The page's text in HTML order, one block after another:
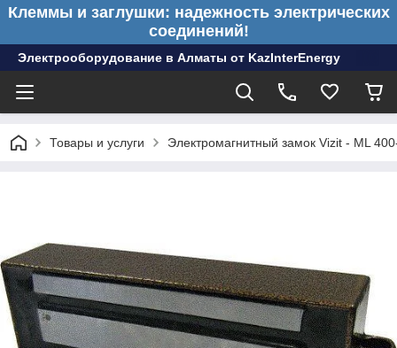
Клеммы и заглушки: надежность электрических
соединений!
Электрооборудование в Алматы от KazInterEnergy
Товары и услуги Электромагнитный замок Vizit - ML